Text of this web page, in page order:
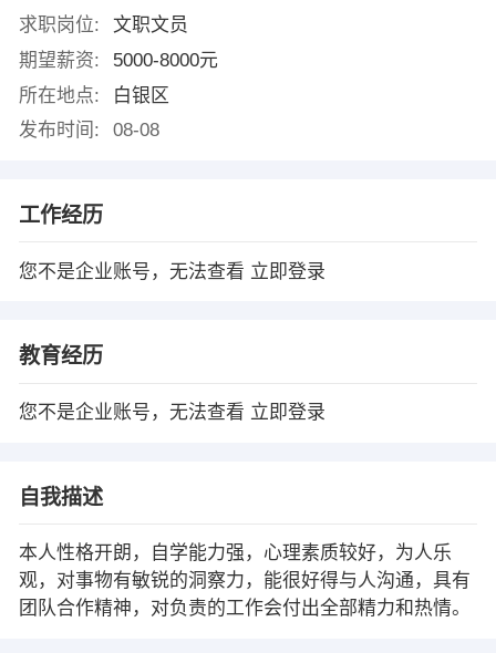
求职岗位:
文职文员
期望薪资:
5000-8000元
所在地点:
白银区
发布时间:
08-08
工作经历
您不是企业账号，无法查看 立即登录
教育经历
您不是企业账号，无法查看 立即登录
自我描述
本人性格开朗，自学能力强，心理素质较好，为人乐
观，对事物有敏锐的洞察力，能很好得与人沟通，具有
团队合作精神，对负责的工作会付出全部精力和热情。